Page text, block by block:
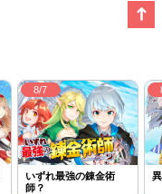
8/7
いずれ最強の錬金術
師？